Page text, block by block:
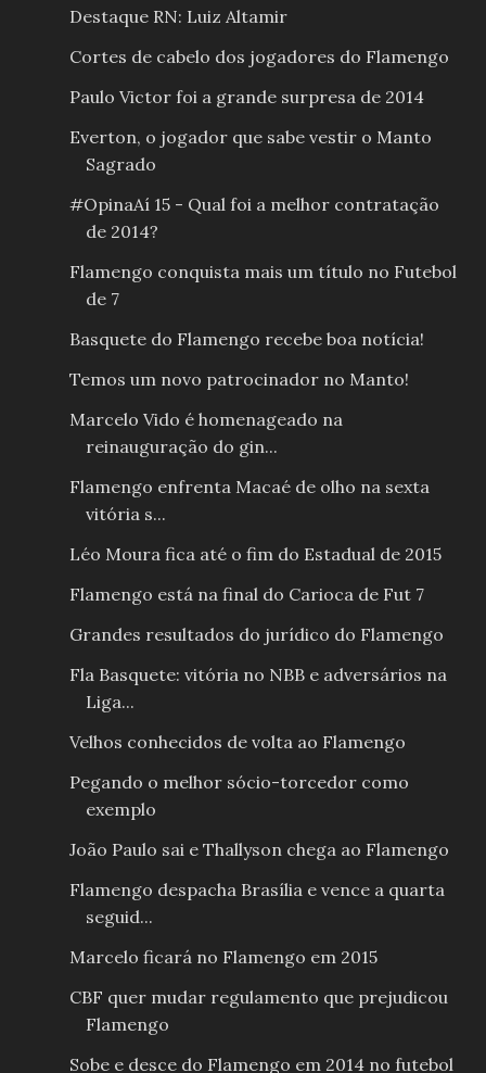
Destaque RN: Luiz Altamir
Cortes de cabelo dos jogadores do Flamengo
Paulo Victor foi a grande surpresa de 2014
Everton, o jogador que sabe vestir o Manto
Sagrado
#OpinaAí 15 - Qual foi a melhor contratação
de 2014?
Flamengo conquista mais um título no Futebol
de 7
Basquete do Flamengo recebe boa notícia!
Temos um novo patrocinador no Manto!
Marcelo Vido é homenageado na
reinauguração do gin...
Flamengo enfrenta Macaé de olho na sexta
vitória s...
Léo Moura fica até o fim do Estadual de 2015
Flamengo está na final do Carioca de Fut 7
Grandes resultados do jurídico do Flamengo
Fla Basquete: vitória no NBB e adversários na
Liga...
Velhos conhecidos de volta ao Flamengo
Pegando o melhor sócio-torcedor como
exemplo
João Paulo sai e Thallyson chega ao Flamengo
Flamengo despacha Brasília e vence a quarta
seguid...
Marcelo ficará no Flamengo em 2015
CBF quer mudar regulamento que prejudicou
Flamengo
Sobe e desce do Flamengo em 2014 no futebol